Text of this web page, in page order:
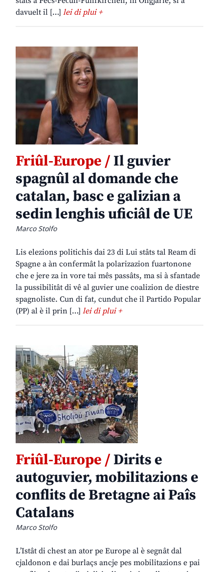
davuelt il […] lei di plui +
Friûl-Europe /Il guvier
spagnûl al domande che
catalan, basc e galizian a
sedin lenghis uficiâl de UE
Marco Stolfo
Lis elezions politichis dai 23 di Lui stâts tal Ream di
Spagne a àn confermât la polarizazion fuartonone
che e jere za in vore tai mês passâts, ma si à sfantade
la pussibilitât di vê al guvier une coalizion de diestre
spagnoliste. Cun di fat, cundut che il Partido Popular
(PP) al è il prin […] lei di plui +
Friûl-Europe /Dirits e
autoguvier, mobilitazions e
conflits de Bretagne ai Paîs
Catalans
Marco Stolfo
L’Istât di chest an ator pe Europe al è segnât dal
cjaldonon e dai burlaçs ancje pes mobilitazions e pai